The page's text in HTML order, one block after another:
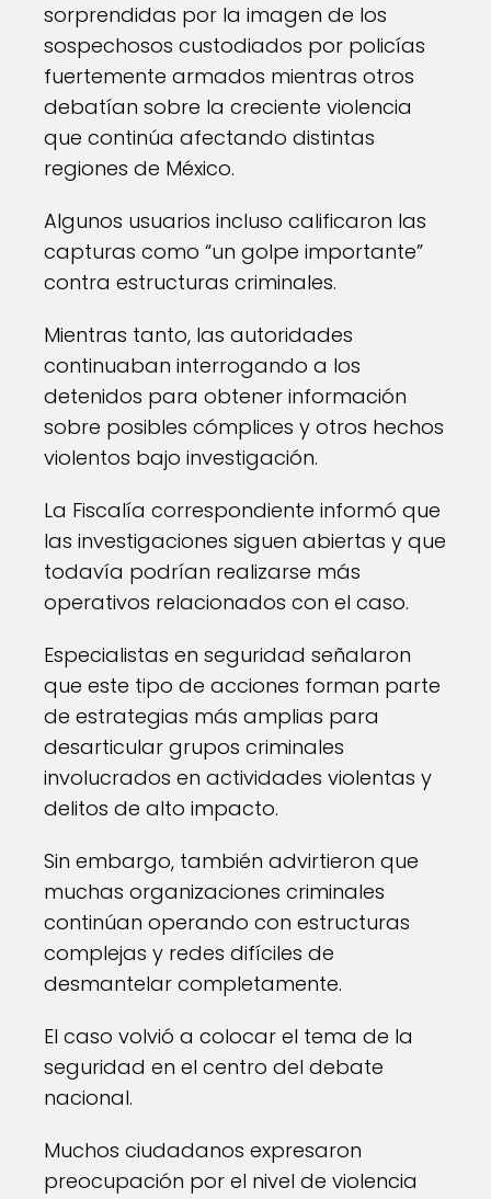
sorprendidas por la imagen de los
sospechosos custodiados por policías
fuertemente armados mientras otros
debatían sobre la creciente violencia
que continúa afectando distintas
regiones de México.
Algunos usuarios incluso calificaron las
capturas como “un golpe importante”
contra estructuras criminales.
Mientras tanto, las autoridades
continuaban interrogando a los
detenidos para obtener información
sobre posibles cómplices y otros hechos
violentos bajo investigación.
La Fiscalía correspondiente informó que
las investigaciones siguen abiertas y que
todavía podrían realizarse más
operativos relacionados con el caso.
Especialistas en seguridad señalaron
que este tipo de acciones forman parte
de estrategias más amplias para
desarticular grupos criminales
involucrados en actividades violentas y
delitos de alto impacto.
Sin embargo, también advirtieron que
muchas organizaciones criminales
continúan operando con estructuras
complejas y redes difíciles de
desmantelar completamente.
El caso volvió a colocar el tema de la
seguridad en el centro del debate
nacional.
Muchos ciudadanos expresaron
preocupación por el nivel de violencia